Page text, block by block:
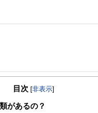
会保険労務士の資格を取得。退
する家計のホームドクター(R)」
目次 [非表示]
があるの？